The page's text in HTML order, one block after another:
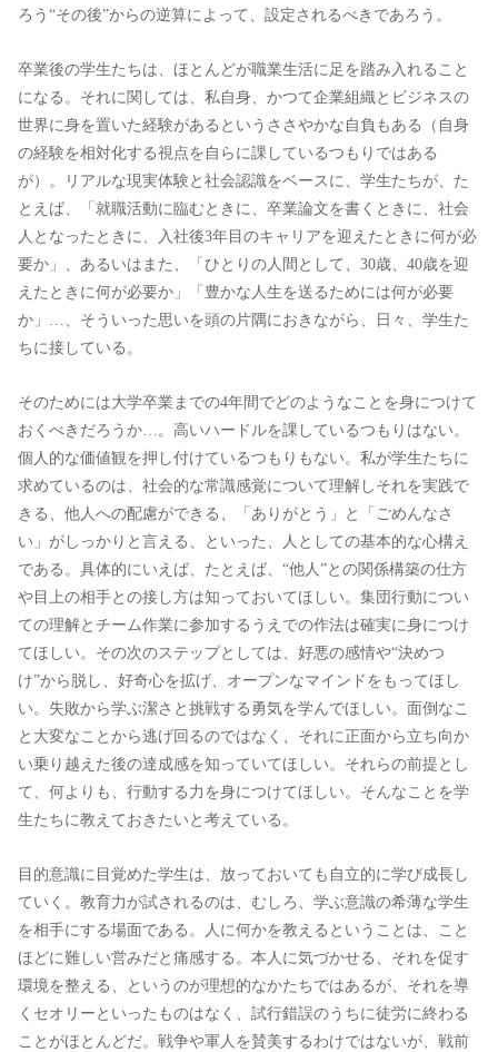
ろう“その後”からの逆算によって、設定されるべきであろう。
卒業後の学生たちは、ほとんどが職業生活に足を踏み入れること
になる。それに関しては、私自身、かつて企業組織とビジネスの
世界に身を置いた経験があるというささやかな自負もある（自身
の経験を相対化する視点を自らに課しているつもりではある
が）。リアルな現実体験と社会認識をベースに、学生たちが、た
とえば、「就職活動に臨むときに、卒業論文を書くときに、社会
人となったときに、入社後3年目のキャリアを迎えたときに何が必
要か」、あるいはまた、「ひとりの人間として、30歳、40歳を迎
えたときに何が必要か」「豊かな人生を送るためには何が必要
か」…、そういった思いを頭の片隅におきながら、日々、学生た
ちに接している。
そのためには大学卒業までの4年間でどのようなことを身につけて
おくべきだろうか…。高いハードルを課しているつもりはない。
個人的な価値観を押し付けているつもりもない。私が学生たちに
求めているのは、社会的な常識感覚について理解しそれを実践で
きる、他人への配慮ができる、「ありがとう」と「ごめんなさ
い」がしっかりと言える、といった、人としての基本的な心構え
である。具体的にいえば、たとえば、“他人”との関係構築の仕方
や目上の相手との接し方は知っておいてほしい。集団行動につい
ての理解とチーム作業に参加するうえでの作法は確実に身につけ
てほしい。その次のステップとしては、好悪の感情や“決めつ
け”から脱し、好奇心を拡げ、オープンなマインドをもってほし
い。失敗から学ぶ潔さと挑戦する勇気を学んでほしい。面倒なこ
と大変なことから逃げ回るのではなく、それに正面から立ち向か
い乗り越えた後の達成感を知っていてほしい。それらの前提とし
て、何よりも、行動する力を身につけてほしい。そんなことを学
生たちに教えておきたいと考えている。
目的意識に目覚めた学生は、放っておいても自立的に学び成長し
ていく。教育力が試されるのは、むしろ、学ぶ意識の希薄な学生
を相手にする場面である。人に何かを教えるということは、こと
ほどに難しい営みだと痛感する。本人に気づかせる、それを促す
環境を整える、というのが理想的なかたちではあるが、それを導
くセオリーといったものはなく、試行錯誤のうちに徒労に終わる
ことがほとんどだ。戦争や軍人を賛美するわけではないが、戦前